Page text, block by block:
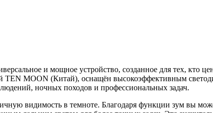
и мощное устройство, созданное для тех, кто
MOON (Китай), оснащён высокоэффективным
ночных походов и профессиональных задач.
видимость в темноте. Благодаря функции зум вы